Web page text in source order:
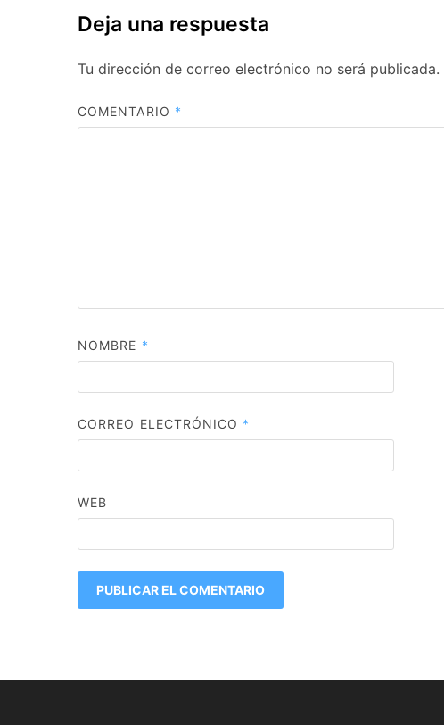
Deja una respuesta
Tu dirección de correo electrónico no será publicada.
COMENTARIO *
NOMBRE *
CORREO ELECTRÓNICO *
WEB